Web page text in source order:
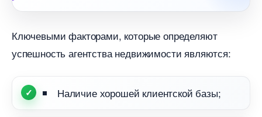
Ключевыми факторами, которые определяют
успешность агентства недвижимости являются:
Наличие хорошей клиентской базы;